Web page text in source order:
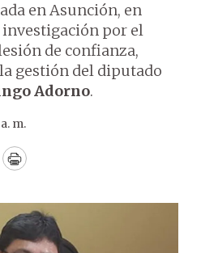
en Asunción, en
por el
de confianza,
gestión del diputado
Adorno.
m.
Print